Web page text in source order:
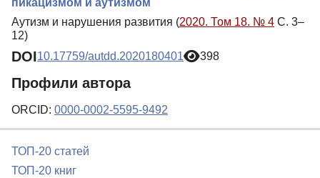
пикацизмом и аутизмом
Аутизм и нарушения развития (2020. Том 18. № 4 С. 3–
12)
DOI10.17759/autdd.2020180401 398
Профили автора
ORCID: 0000-0002-5595-9492
ТОП-20 статей
ТОП-20 книг